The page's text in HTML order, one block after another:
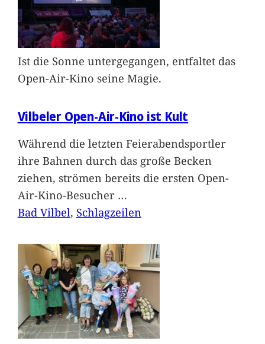
Ist die Sonne untergegangen, entfaltet das
Open-Air-Kino seine Magie.
Vilbeler Open-Air-Kino ist Kult
Während die letzten Feierabendsportler
ihre Bahnen durch das große Becken
ziehen, strömen bereits die ersten Open-
Air-Kino-Besucher …
Bad Vilbel, Schlagzeilen